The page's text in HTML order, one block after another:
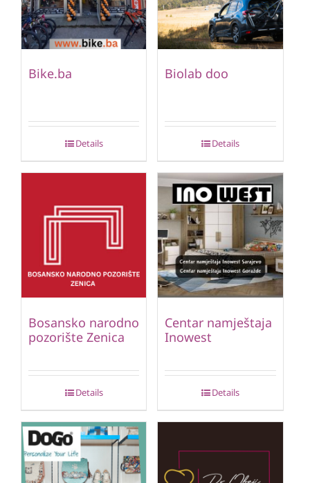
Bike.ba
Details
Biolab doo
Details
Bosansko narodno
pozorište Zenica
Details
Centar namještaja
Inowest
Details